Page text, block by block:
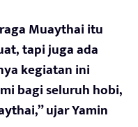
Muaythai itu
tapi juga ada
kegiatan ini
bagi seluruh hobi,
ujar Yamin